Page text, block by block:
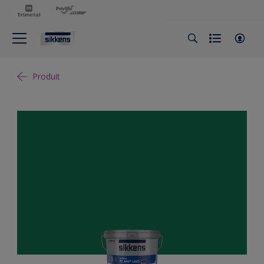
Produit